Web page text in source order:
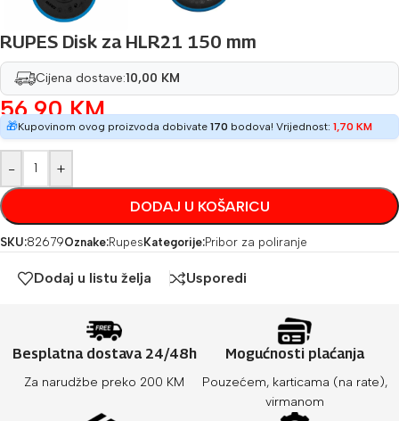
RUPES Disk za HLR21 150 mm
Cijena dostave:10,00 KM
56,90KM
🎁Kupovinom ovog proizvoda dobivate 170 bodova! Vrijednost: 1,70 KM
- +
DODAJ U KOŠARICU
SKU:82679Oznake:Rupes Kategorije:Pribor za poliranje
Dodaj u listu želja Usporedi
Besplatna dostava 24/48h
Za narudžbe preko 200 KM
Mogućnosti plaćanja
Pouzećem, karticama (na rate),
virmanom